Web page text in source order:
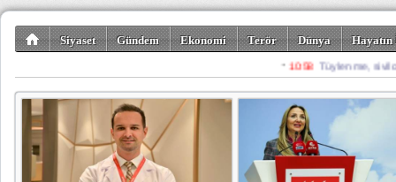
Siyaset Gündem Ekonomi Terör Dünya
Spor Misafir